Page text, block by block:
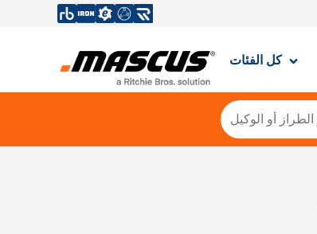
كل الفئات